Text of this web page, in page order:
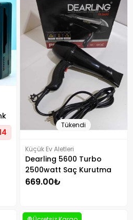
Tükendi
Küçük Ev Aletleri
Dearling 5600 Turbo
2500watt Saç Kurutma
Ve Fön Makinesi Hız Ve
669.00₺